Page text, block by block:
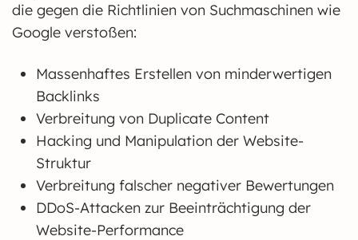
die gegen die Richtlinien von Suchmaschinen wie
Google verstoßen:
Massenhaftes Erstellen von minderwertigen
Backlinks
Verbreitung von Duplicate Content
Hacking und Manipulation der Website-
Struktur
Verbreitung falscher negativer Bewertungen
DDoS-Attacken zur Beeinträchtigung der
Website-Performance